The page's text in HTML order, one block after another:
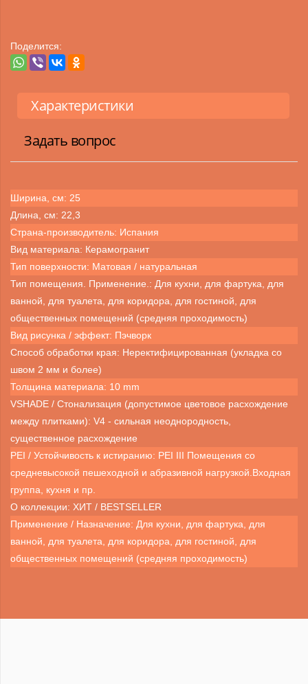
Поделится:
Характеристики
Задать вопрос
Ширина, см: 25
Длина, см: 22,3
Страна-производитель: Испания
Вид материала: Керамогранит
Тип поверхности: Матовая / натуральная
Тип помещения. Применение.: Для кухни, для фартука, для
ванной, для туалета, для коридора, для гостиной, для
общественных помещений (средняя проходимость)
Вид рисунка / эффект: Пэчворк
Способ обработки края: Неректифицированная (укладка со
швом 2 мм и более)
Толщина материала: 10 mm
VSHADE / Стонализация (допустимое цветовое расхождение
между плитками): V4 - сильная неоднородность,
существенное расхождение
PEI / Устойчивость к истиранию: PEI III Помещения со
средневысокой пешеходной и абразивной нагрузкой.Входная
группа, кухня и пр.
О коллекции: ХИТ / BESTSELLER
Применение / Назначение: Для кухни, для фартука, для
ванной, для туалета, для коридора, для гостиной, для
общественных помещений (средняя проходимость)